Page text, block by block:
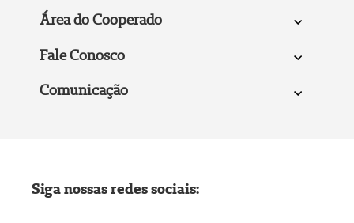
Área do Cooperado
Fale Conosco
Comunicação
Siga nossas redes sociais: